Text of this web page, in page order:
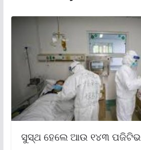
ସୁସ୍ଥ ହେଲେ ଆଉ ୧୪୩ ପଜିଟିଭ